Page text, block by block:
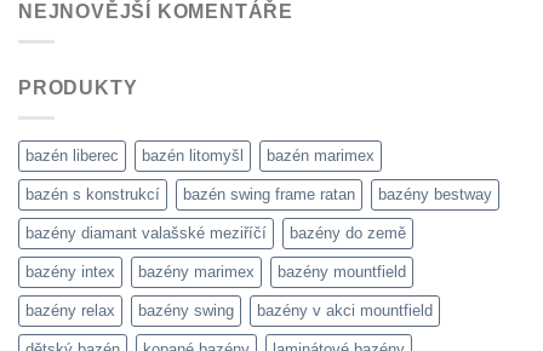
NEJNOVĚJŠÍ KOMENTÁŘE
PRODUKTY
bazén liberec bazén litomyšl bazén marimex
bazén s konstrukcí bazén swing frame ratan bazény bestway
bazény diamant valašské meziříčí bazény do země
bazény intex bazény marimex bazény mountfield
bazény relax bazény swing bazény v akci mountfield